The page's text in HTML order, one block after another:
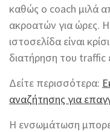
καθώς ο coach μιλά
ακροατών για ώρες.
ιστοσελίδα είναι
διατήρηση του traffic
Δείτε περισσότερα:
αναζήτησης για
Η ενσωμάτωση